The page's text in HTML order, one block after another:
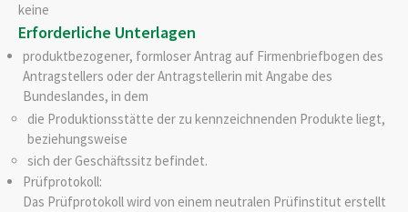
keine
Erforderliche Unterlagen
produktbezogener, formloser Antrag auf Firmenbriefbogen des
Antragstellers oder der Antragstellerin mit Angabe des
Bundeslandes, in dem
die Produktionsstätte der zu kennzeichnenden Produkte liegt,
beziehungsweise
sich der Geschäftssitz befindet.
Prüfprotokoll:
Das Prüfprotokoll wird von einem neutralen Prüfinstitut erstellt